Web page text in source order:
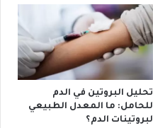
تحليل البروتين في الدم
للحامل: ما المعدل الطبيعي
لبروتينات الدم؟